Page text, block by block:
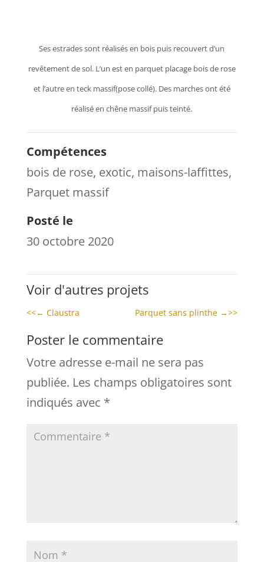
Ses estrades sont réalisés en bois puis recouvert d’un
revêtement de sol. L’un est en parquet placage bois de rose
et l’autre en teck massif(pose collé). Des marches ont été
réalisé en chêne massif puis teinté.
Compétences
bois de rose, exotic, maisons-laffittes,
Parquet massif
Posté le
30 octobre 2020
Voir d'autres projets
<<← Claustra Parquet sans plinthe →>>
Poster le commentaire
Votre adresse e-mail ne sera pas
publiée. Les champs obligatoires sont
indiqués avec *